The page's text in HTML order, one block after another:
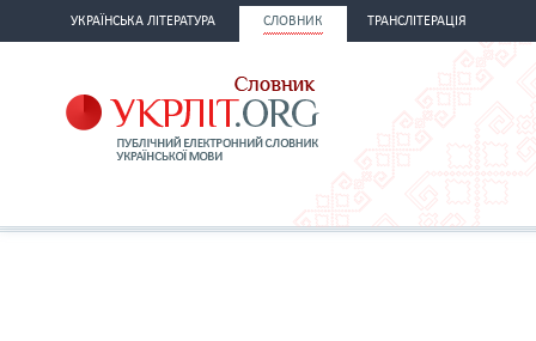
УКРАЇНСЬКА ЛІТЕРАТУРА СЛОВНИК ТРАНСЛІТЕРАЦІЯ